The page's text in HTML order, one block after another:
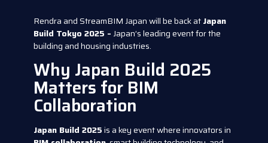
Rendra and StreamBIM Japan will be back atJapan
Build Tokyo 2025 –Japan’s leading event for the
building and housing industries.
Why Japan Build 2025
Matters for BIM
Collaboration
Japan Build 2025is a key event where innovators in